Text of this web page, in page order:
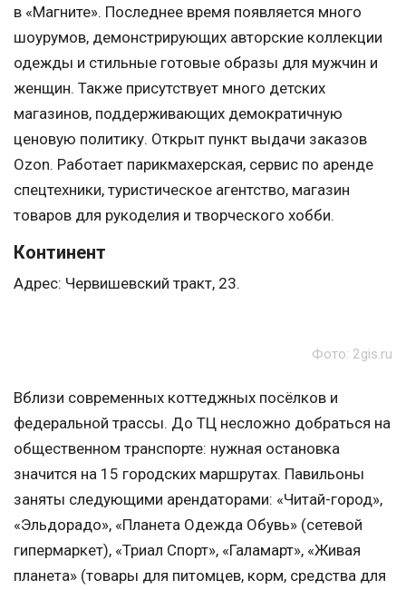
в «Магните». Последнее время появляется много
шоурумов, демонстрирующих авторские коллекции
одежды и стильные готовые образы для мужчин и
женщин. Также присутствует много детских
магазинов, поддерживающих демократичную
ценовую политику. Открыт пункт выдачи заказов
Ozon. Работает парикмахерская, сервис по аренде
спецтехники, туристическое агентство, магазин
товаров для рукоделия и творческого хобби.
Континент
Адрес: Червишевский тракт, 23.
Фото: 2gis.ru
Вблизи современных коттеджных посёлков и
федеральной трассы. До ТЦ несложно добраться на
общественном транспорте: нужная остановка
значится на 15 городских маршрутах. Павильоны
заняты следующими арендаторами: «Читай-город»,
«Эльдорадо», «Планета Одежда Обувь» (сетевой
гипермаркет), «Триал Спорт», «Галамарт», «Живая
планета» (товары для питомцев, корм, средства для